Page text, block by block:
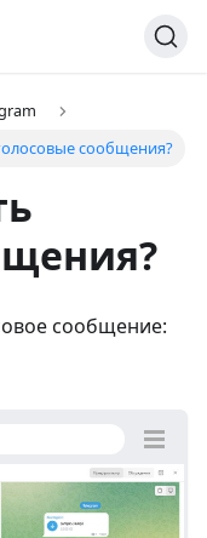
сообщения?
сообщение: